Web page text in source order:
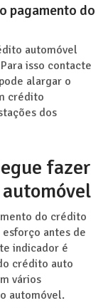
pagamento do
automóvel
isso contacte
alargar o
crédito
dos
fazer
do crédito
antes de
indicador é
crédito auto
vários
automóvel.